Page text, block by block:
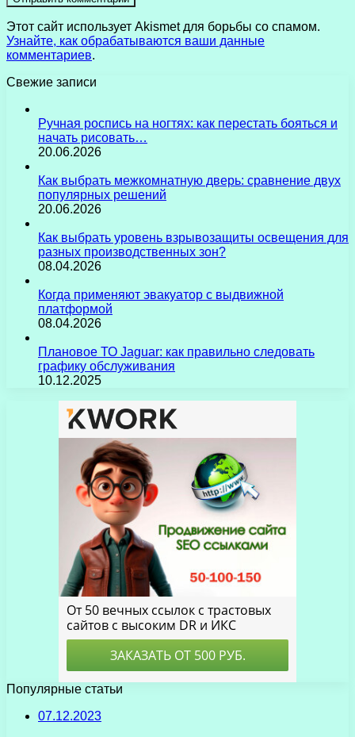
Этот сайт использует Akismet для борьбы со спамом.
Узнайте, как обрабатываются ваши данные
комментариев.
Свежие записи
Ручная роспись на ногтях: как перестать бояться и
начать рисовать…
20.06.2026
Как выбрать межкомнатную дверь: сравнение двух
популярных решений
20.06.2026
Как выбрать уровень взрывозащиты освещения для
разных производственных зон?
08.04.2026
Когда применяют эвакуатор с выдвижной
платформой
08.04.2026
Плановое ТО Jaguar: как правильно следовать
графику обслуживания
10.12.2025
Популярные статьи
07.12.2023